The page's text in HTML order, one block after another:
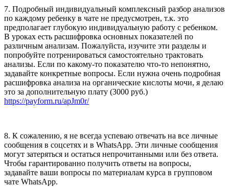
7. Подробный индивидуальный комплексный разбор анализов
по каждому ребенку в чате не предусмотрен, т.к. это
предполагает глубокую индивидуальную работу с ребенком.
В уроках есть расшифровка основных показателей по
различным анализам. Пожалуйста, изучите эти разделы и
попробуйте потренироваться самостоятельно трактовать
анализы. Если по какому-то показателю что-то непонятно,
задавайте конкретные вопросы. Если нужна очень подробная
расшифровка анализа на органические кислоты мочи, я делаю
это за дополнительную плату (3000 руб.)
https://payform.ru/apJm0r/
8. К сожалению, я не всегда успеваю отвечать на все личные
сообщения в соцсетях и в WhatsApp. Эти личные сообщения
могут затеряться и остаться непрочитанными или без ответа.
Чтобы гарантированно получить ответы на вопросы,
задавайте ваши вопросы по материалам курса в групповом
чате WhatsApp.